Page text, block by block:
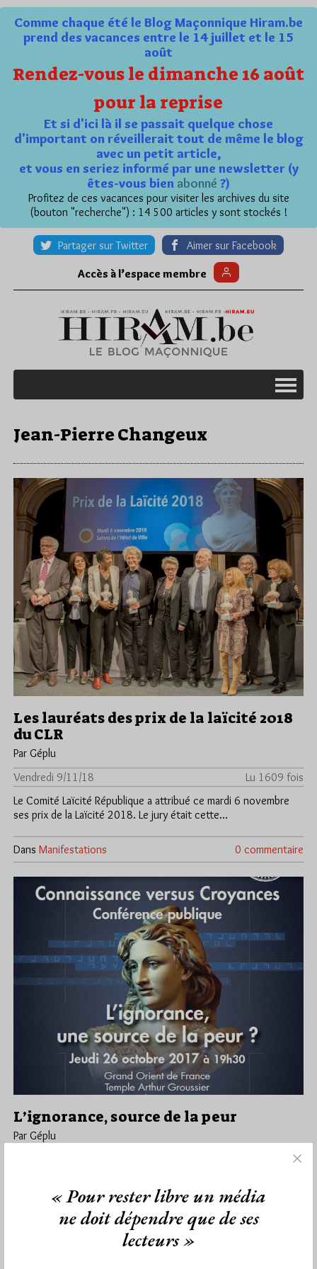
Comme chaque été le Blog Maçonnique Hiram.be
prend des vacances entre le 14 juillet et le 15
août
Rendez-vous le dimanche 16 août
pour la reprise
Et si d'ici là il se passait quelque chose
d'important on réveillerait tout de même le blog
avec un petit article,
et vous en seriez informé par une newsletter (y
êtes-vous bien abonné ?)
Profitez de ces vacances pour visiter les archives du site
(bouton "recherche") : 14 500 articles y sont stockés !
Partager sur Twitter Aimer sur Facebook
Accès à l’espace membre
Jean-Pierre Changeux
Les lauréats des prix de la laïcité 2018
du CLR
Par Géplu
Vendredi 9/11/18
Lu 1609 fois
Le Comité Laïcité République a attribué ce mardi 6 novembre
ses prix de la Laïcité 2018. Le jury était cette…
Dans Manifestations 0 commentaire
L’ignorance, source de la peur
Par Géplu
Lu 1497 fois
organise le jeudi 26 octobre rue Cadet une conférence
publique sur le thème…
« Pour rester libre un média
ne doit dépendre que de ses
lecteurs »